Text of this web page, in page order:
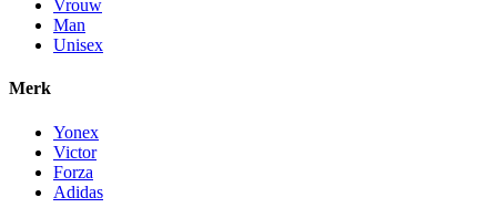
Vrouw
Man
Unisex
Merk
Yonex
Victor
Forza
Adidas